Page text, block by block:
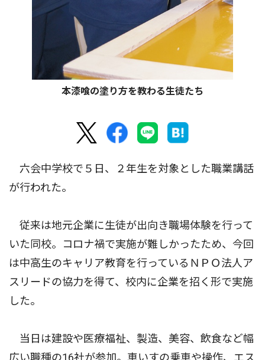
本漆喰の塗り方を教わる生徒たち
六会中学校で５日、２年生を対象とした職業講話
が行われた。
従来は地元企業に生徒が出向き職場体験を行って
いた同校。コロナ禍で実施が難しかったため、今回
は中高生のキャリア教育を行っているＮＰＯ法人ア
スリードの協力を得て、校内に企業を招く形で実施
した。
当日は建設や医療福祉、製造、美容、飲食など幅
広い職種の16社が参加。車いすの乗車や操作、エス